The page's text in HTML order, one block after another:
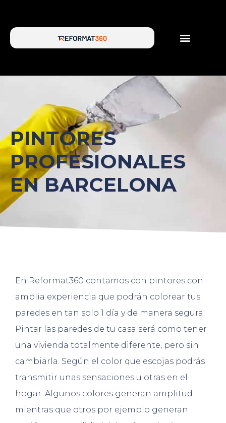
PINTORES
PROFESIONALES
EN BARCELONA
En Reformat360 contamos con pintores con
amplia experiencia que podrán colorear tus
paredes en tan solo 1 día y de manera segura.
Pintar las paredes de tu casa será como tener
una vivienda totalmente diferente, pero sin
cambiarla. Según el color que escojas podrás
transmitir unas sensaciones u otras en el
hogar. Algunos colores generan amplitud
mientras que otros por ejemplo generan